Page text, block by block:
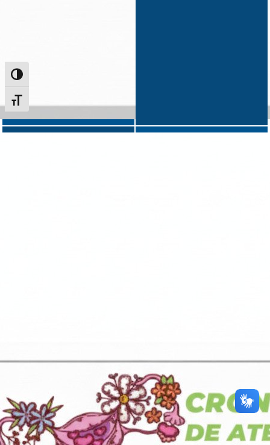
Alternar alto contraste
Alternar tamanho da fonte